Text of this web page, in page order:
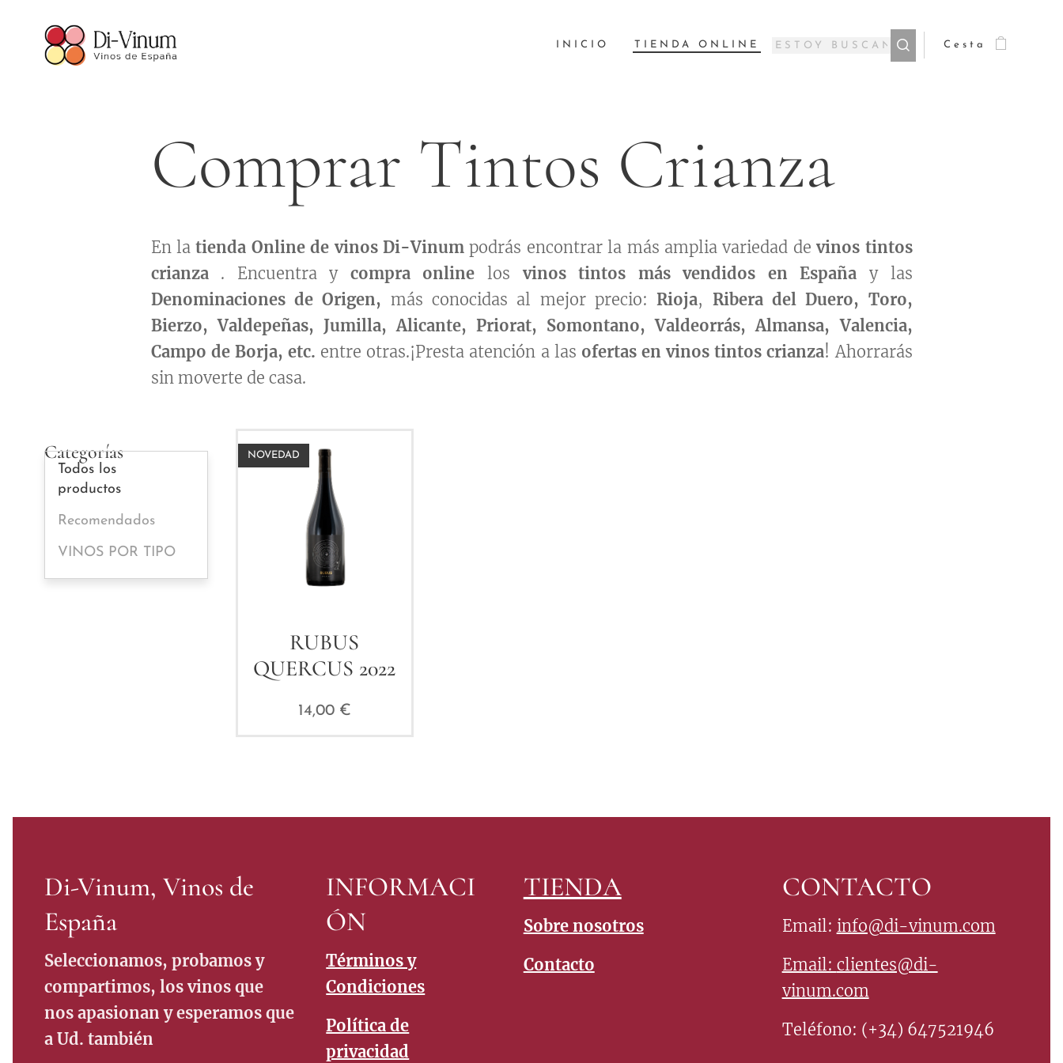
INICIO TIENDA ONLINE Cesta
Comprar Tintos Crianza
En latienda Online de vinos Di-Vinumpodrás encontrar la más amplia variedad devinos tintos
crianza . Encuentra y compra online los vinos tintos más vendidos en España y las
Denominaciones de Origen, más conocidas al mejor precio:Rioja, Ribera del Duero, Toro,
Bierzo, Valdepeñas, Jumilla, Alicante, Priorat, Somontano, Valdeorrás, Almansa, Valencia,
Campo de Borja, etc. entre otras.¡Presta atención a las ofertas en vinos tintos crianza! Ahorrarás
sin moverte de casa.
Categorías
Todos los
productos
Recomendados
VINOS POR TIPO
RUBUS
QUERCUS 2022
NOVEDAD
14,00€
Di-Vinum, Vinos de
España
Seleccionamos, probamos y
compartimos, los vinos que
nos apasionan y esperamos que
a Ud. también
INFORMACI
ÓN
Términos y
Condiciones
Política de
privacidad
TIENDA
Sobre nosotros
Contacto
CONTACTO
Email: info@di-vinum.com
Email: clientes@di-
vinum.com
Teléfono: (+34) 647521946